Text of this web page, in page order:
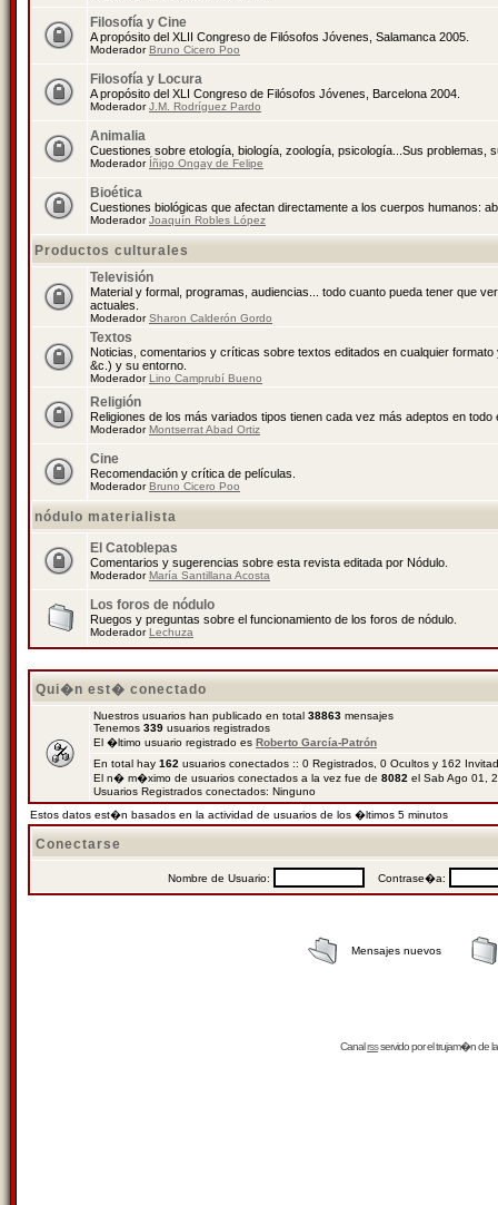
Filosofía y Cine
A propósito del XLII Congreso de Filósofos Jóvenes, Salamanca 2005.
ModeradorBruno Cicero Poo
Filosofía y Locura
A propósito del XLI Congreso de Filósofos Jóvenes, Barcelona 2004.
ModeradorJ.M. Rodríguez Pardo
Animalia
Cuestiones sobre etología, biología, zoología, psicología...Sus problemas,
Moderador Íñigo Ongay de Felipe
Bioética
Cuestiones biológicas que afectan directamente a los cuerpos humanos:
ModeradorJoaquín Robles López
Productos culturales
Televisión
Material y formal, programas, audiencias... todo cuanto pueda tener que
actuales.
ModeradorSharon Calderón Gordo
Textos
Noticias, comentarios y críticas sobre textos editados en cualquier
&c.) y su entorno.
ModeradorLino Camprubí Bueno
Religión
Religiones de los más variados tipos tienen cada vez más adeptos en todo
ModeradorMontserrat Abad Ortiz
Cine
Recomendación y crítica de películas.
ModeradorBruno Cicero Poo
nódulo materialista
El Catoblepas
Comentarios y sugerencias sobre esta revista editada por Nódulo.
ModeradorMaría Santillana Acosta
Los foros de nódulo
Ruegos y preguntas sobre el funcionamiento de los foros de nódulo.
ModeradorLechuza
Qui�n est� conectado
Nuestros usuarios han publicado en total 38863 mensajes
Tenemos 339 usuarios registrados
El �ltimo usuario registrado es Roberto García-Patrón
En total hay 162 usuarios conectados :: 0 Registrados, 0 Ocultos y 162
El n� m�ximo de usuarios conectados a la vez fue de 8082 el Sab Ago 01,
Usuarios Registrados conectados: Ninguno
Estos datos est�n basados en la actividad de usuarios de los �ltimos 5 minutos
Conectarse
Nombre de Usuario: Contrase�a:
Mensajes nuevos
Canalrssservido por eltrujam�nde